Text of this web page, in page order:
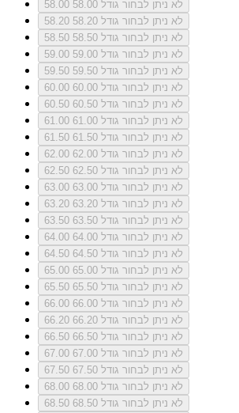
58.00
לא ניתן לבחור גודל 58.00
58.20
לא ניתן לבחור גודל 58.20
58.50
לא ניתן לבחור גודל 58.50
59.00
לא ניתן לבחור גודל 59.00
59.50
לא ניתן לבחור גודל 59.50
60.00
לא ניתן לבחור גודל 60.00
60.50
לא ניתן לבחור גודל 60.50
61.00
לא ניתן לבחור גודל 61.00
61.50
לא ניתן לבחור גודל 61.50
62.00
לא ניתן לבחור גודל 62.00
62.50
לא ניתן לבחור גודל 62.50
63.00
לא ניתן לבחור גודל 63.00
63.20
לא ניתן לבחור גודל 63.20
63.50
לא ניתן לבחור גודל 63.50
64.00
לא ניתן לבחור גודל 64.00
64.50
לא ניתן לבחור גודל 64.50
65.00
לא ניתן לבחור גודל 65.00
65.50
לא ניתן לבחור גודל 65.50
66.00
לא ניתן לבחור גודל 66.00
66.20
לא ניתן לבחור גודל 66.20
66.50
לא ניתן לבחור גודל 66.50
67.00
לא ניתן לבחור גודל 67.00
67.50
לא ניתן לבחור גודל 67.50
68.00
לא ניתן לבחור גודל 68.00
68.50
לא ניתן לבחור גודל 68.50